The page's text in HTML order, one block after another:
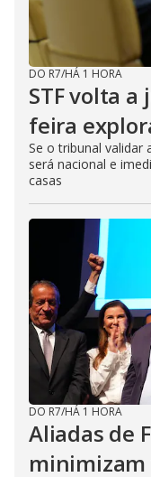
DO R7/HÁ 1 HORA
STF volta
feira
Se o tribunal validar
será nacional e
casas
DO R7/HÁ 1 HORA
Aliadas de
minimizam